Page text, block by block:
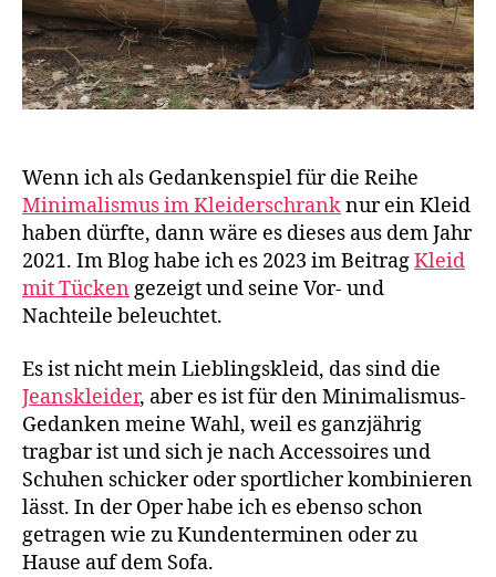
Wenn ich als Gedankenspiel für die Reihe
Minimalismus im Kleiderschranknur ein Kleid
haben dürfte, dann wäre es dieses aus dem Jahr
2021. Im Blog habe ich es 2023 im BeitragKleid
mit Tücken gezeigt und seine Vor- und
Nachteile beleuchtet.
Es ist nicht mein Lieblingskleid, das sind die
Jeanskleider, aber es ist für den Minimalismus-
Gedanken meine Wahl, weil es ganzjährig
tragbar ist und sich je nach Accessoires und
Schuhen schicker oder sportlicher kombinieren
lässt. In der Oper habe ich es ebenso schon
getragen wie zu Kundenterminen oder zu
Hause auf dem Sofa.